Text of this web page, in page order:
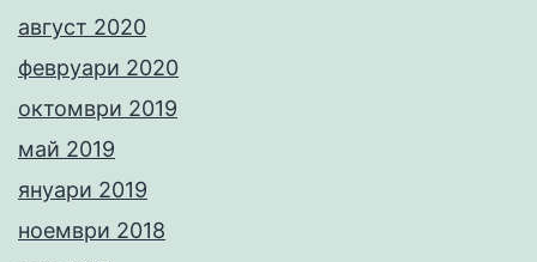
август 2020
февруари 2020
октомври 2019
май 2019
януари 2019
ноември 2018